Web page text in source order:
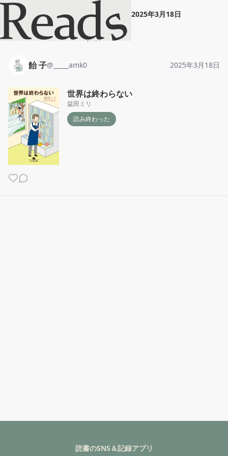
飴 子"世界は終わらない 2025年3月18日
ホーム 飴 子 投稿
飴 子@ _____amk0 2025年3月18日
世界は終わらない
益田ミリ
読み終わった
読書のSNS＆記録アプリ